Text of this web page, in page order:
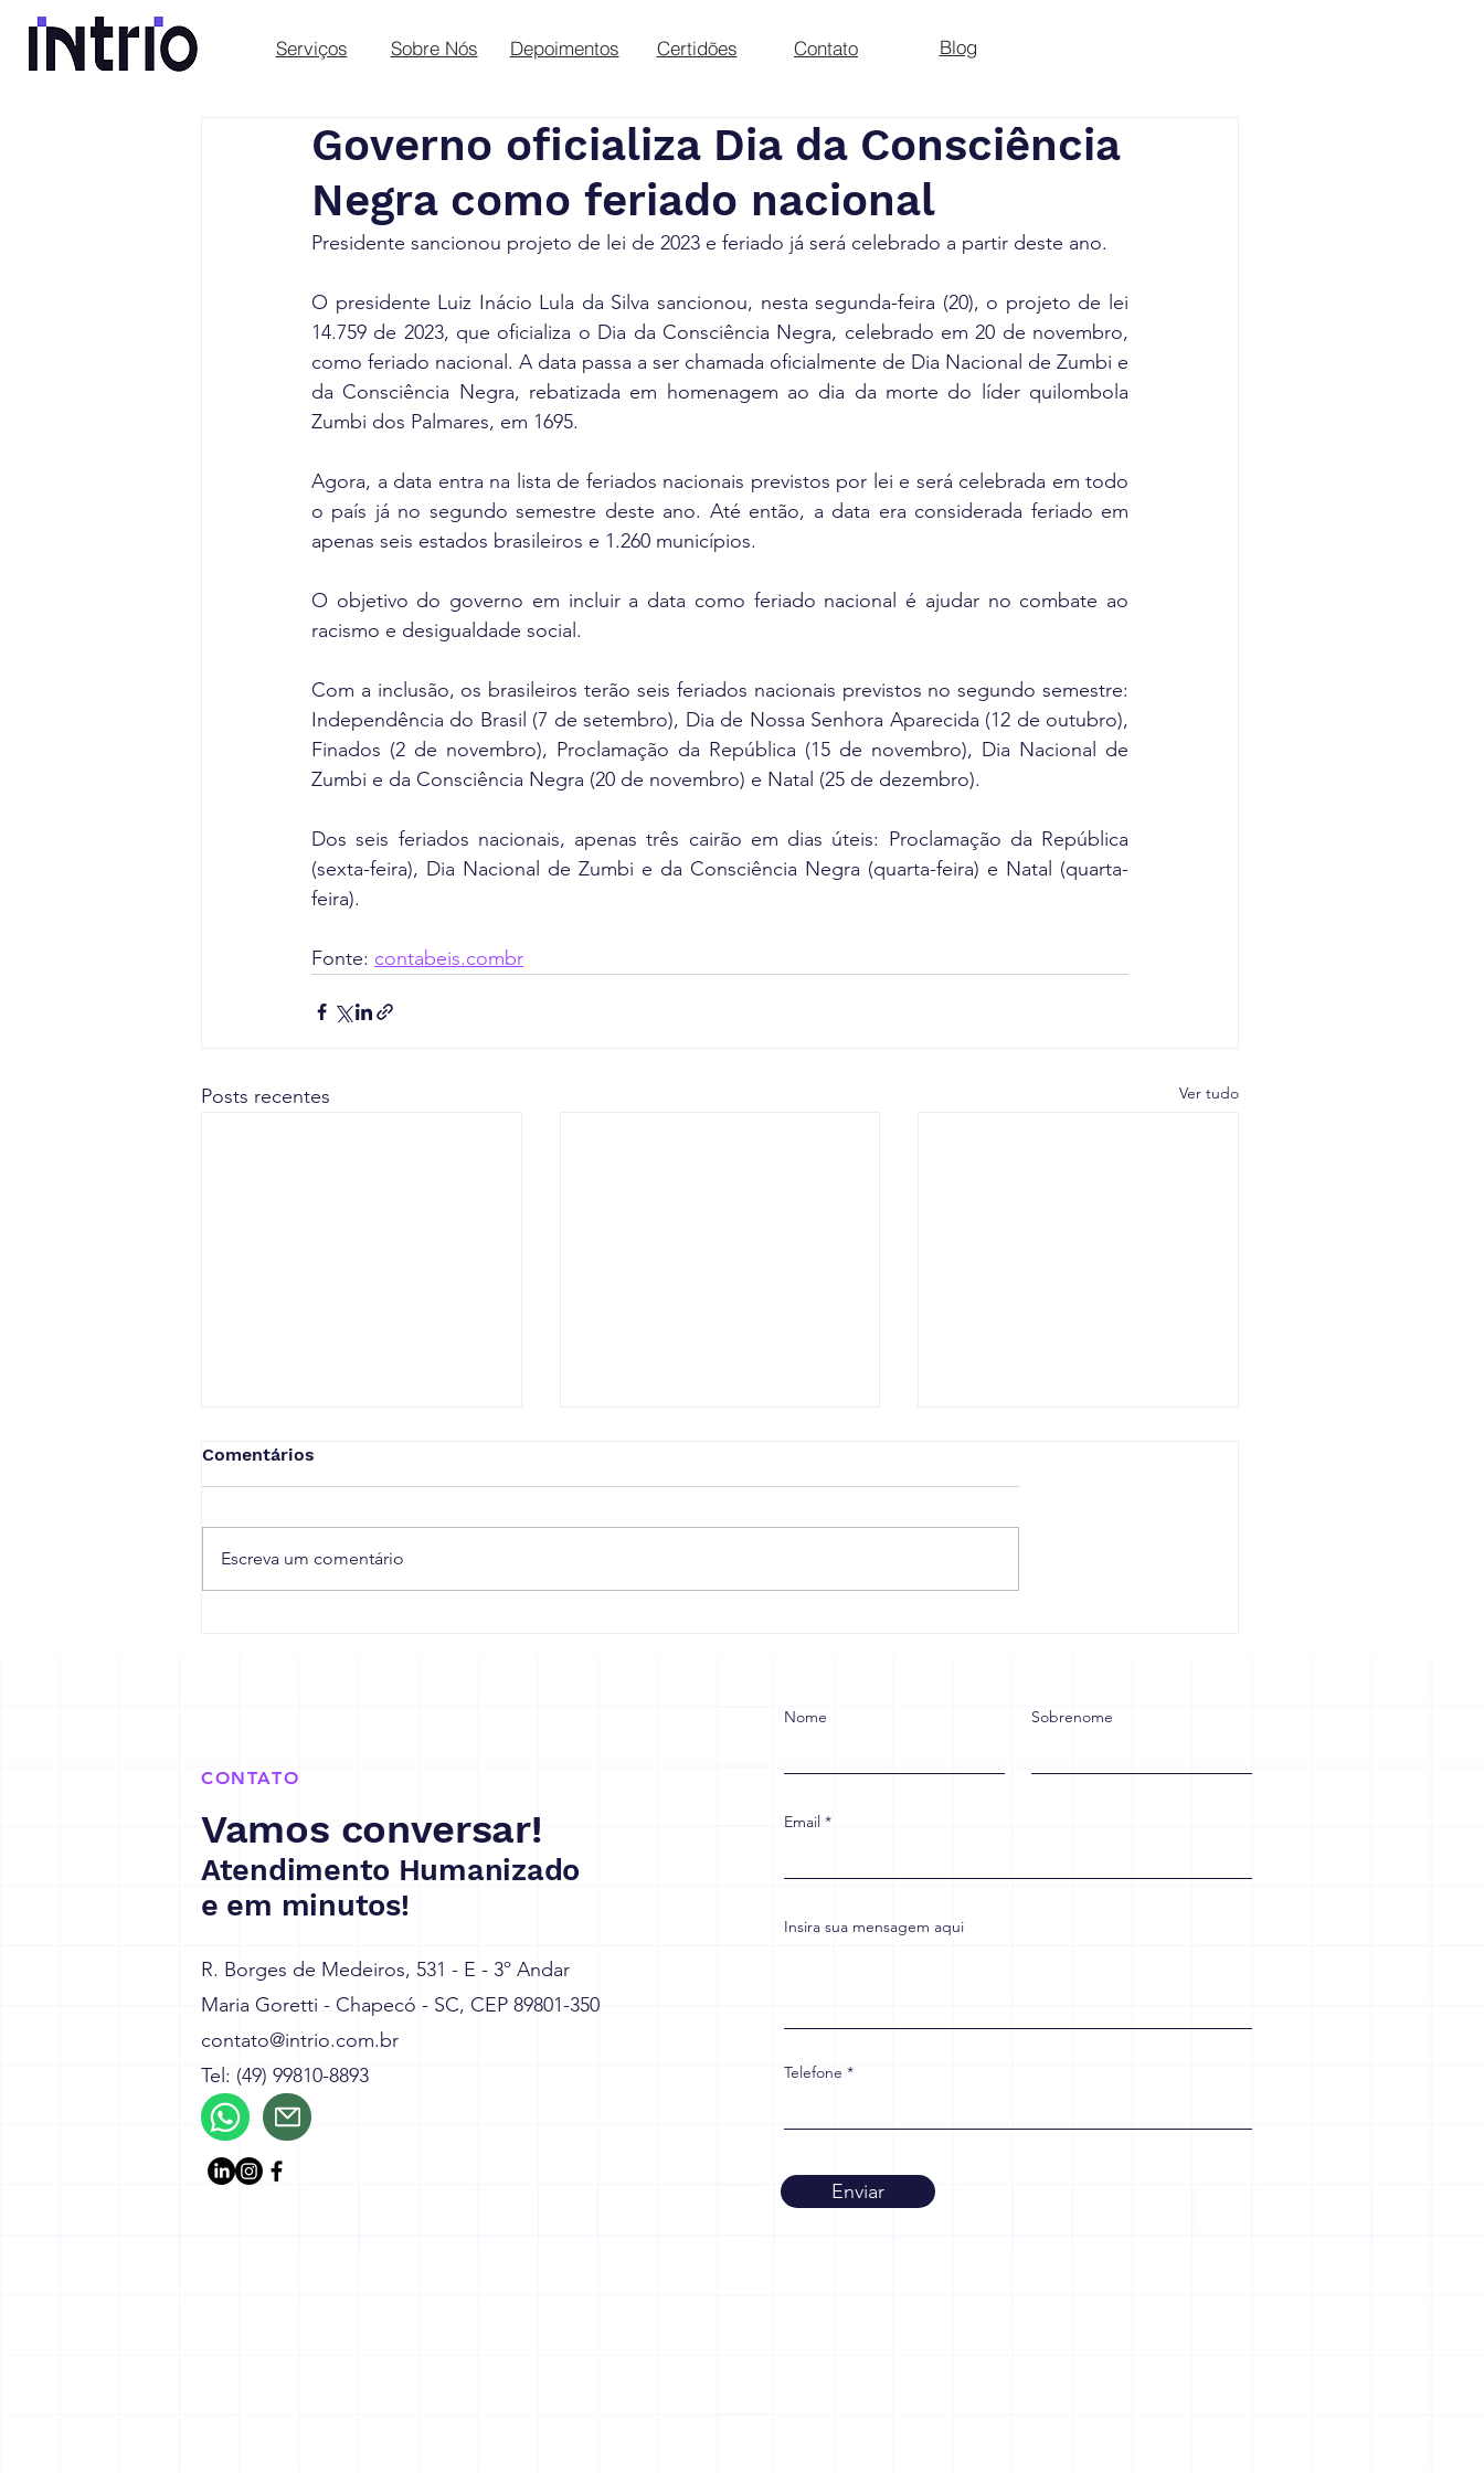
Serviços Sobre Nós Depoimentos Certidões Blog
Contato
Governo oficializa Dia da Consciência
Negra como feriado nacional
Presidente sancionou projeto de lei de 2023 e feriado já será celebrado a partir deste ano.
O presidente Luiz Inácio Lula da Silva sancionou, nesta segunda-feira (20), o projeto de lei
14.759 de 2023, que oficializa o Dia da Consciência Negra, celebrado em 20 de novembro,
como feriado nacional. A data passa a ser chamada oficialmente de Dia Nacional de Zumbi e
da Consciência Negra, rebatizada em homenagem ao dia da morte do líder quilombola
Zumbi dos Palmares, em 1695.
Agora, a data entra na lista de feriados nacionais previstos por lei e será celebrada em todo
o país já no segundo semestre deste ano. Até então, a data era considerada feriado em
apenas seis estados brasileiros e 1.260 municípios.
O objetivo do governo em incluir a data como feriado nacional é ajudar no combate ao
racismo e desigualdade social.
Com a inclusão, os brasileiros terão seis feriados nacionais previstos no segundo semestre:
Independência do Brasil (7 de setembro), Dia de Nossa Senhora Aparecida (12 de outubro),
Finados (2 de novembro), Proclamação da República (15 de novembro), Dia Nacional de
Zumbi e da Consciência Negra (20 de novembro) e Natal (25 de dezembro).
Dos seis feriados nacionais, apenas três cairão em dias úteis: Proclamação da República
(sexta-feira), Dia Nacional de Zumbi e da Consciência Negra (quarta-feira) e Natal (quarta-
feira).
Fonte: contabeis.combr
Posts recentes Ver tudo
Comentários
Escreva um comentário
CONTATO
Vamos conversar!
Atendimento Humanizado
e em minutos!
R. Borges de Medeiros, 531 - E - 3º Andar
Maria Goretti - Chapecó - SC, CEP 89801-350
contato@intrio.com.br
Tel: (49) 99810-8893
Nome Sobrenome
Email
Insira sua mensagem aqui
Telefone
Enviar